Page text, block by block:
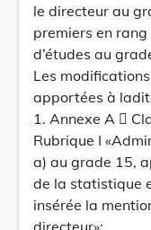
le directeur au
premiers en
d’études au
Les
apportées à
1. Annexe A 
Rubrique I
a) au grade 15,
de la statistique
insérée la
directeur»;